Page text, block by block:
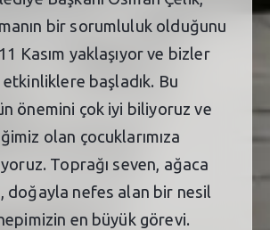
bir sorumluluk olduğunu
Kasım yaklaşıyor ve bizler
başladık. Bu
önemini çok iyi biliyoruz ve
olan çocuklarımıza
Toprağı seven, ağaca
doğayla nefes alan bir nesil
en büyük görevi.